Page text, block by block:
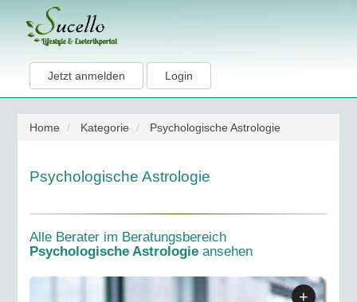
Jetzt anmelden Login
Home Kategorie Psychologische Astrologie
Psychologische Astrologie
Alle Berater im Beratungsbereich
Psychologische Astrologie ansehen
+